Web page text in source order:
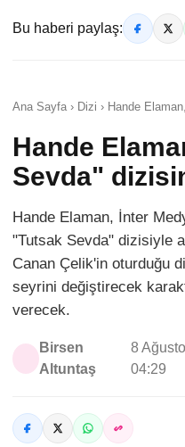
Bu haberi paylaş:
Ana Sayfa › Dizi › Hande
Hande
Sevda"
Hande Elaman, İnter
"Tutsak Sevda" dizisiyle
Canan Çelik'in oturduğu
seyrini değiştirecek
verecek.
Birsen
Altuntaş
8
04:29